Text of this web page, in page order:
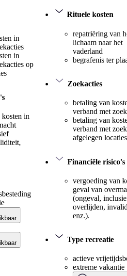
in
in
op
in
Rituele kosten
repatriëring van
lichaam naar het
vaderland
begrafenis ter
Zoekacties
betaling van
verband met
betaling van
verband met
afgelegen locaties
Financiële risico's
vergoeding van
geval van
(ongeval,
overlijden,
enz.).
Type recreatie
actieve
extreme vakantie